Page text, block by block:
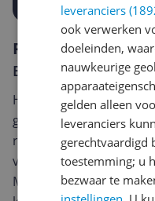
Reviews
Er zijn nog geen
Heb jij dit product in
geven? Start dan
review. Afhankelijk van
van een review
Met jouw mening help
leveranciers
ook verwerken
doeleinden,
nauwkeurige
gelden alleen
leveranciers
gerechtvaardigd
toestemming; u
bezwaar te